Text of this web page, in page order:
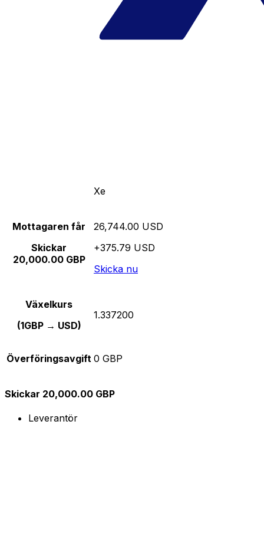
Xe
Mottagaren får
Skickar
20,000.00 GBP
26,744.00 USD
+375.79 USD
Skicka nu
Växelkurs
(1GBP → USD)
1.337200
Överföringsavgift 0 GBP
Skickar 20,000.00 GBP
Leverantör